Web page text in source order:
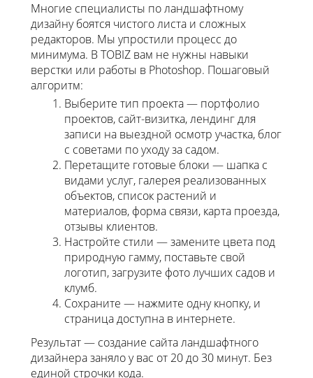
Многие специалисты по ландшафтному
дизайну боятся чистого листа и сложных
редакторов. Мы упростили процесс до
минимума. В TOBIZ вам не нужны навыки
верстки или работы в Photoshop. Пошаговый
алгоритм:
Выберите тип проекта — портфолио
проектов, сайт-визитка, лендинг для
записи на выездной осмотр участка, блог
с советами по уходу за садом.
Перетащите готовые блоки — шапка с
видами услуг, галерея реализованных
объектов, список растений и
материалов, форма связи, карта проезда,
отзывы клиентов.
Настройте стили — замените цвета под
природную гамму, поставьте свой
логотип, загрузите фото лучших садов и
клумб.
Сохраните — нажмите одну кнопку, и
страница доступна в интернете.
Результат — создание сайта ландшафтного
дизайнера заняло у вас от 20 до 30 минут. Без
единой строчки кода.